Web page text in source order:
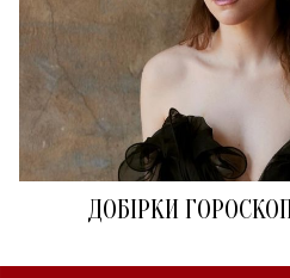
ДОБІРКИ